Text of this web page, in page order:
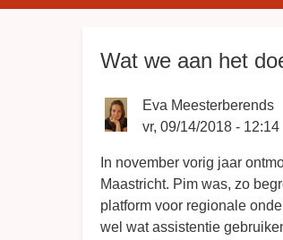
Wat we aan het
Eva Meesterberends
vr, 09/14/2018 - 12:14
In november vorig jaar
Maastricht. Pim was, zo
platform voor regionale
wel wat assistentie